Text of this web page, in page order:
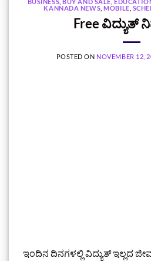
KANNADA NEWS ,MOBILE
Free ವಿದ್ಯುತ್
POSTED ON NOVEMBER 12,
ಇಂದಿನ ದಿನಗಳಲ್ಲಿ ವಿದ್ಯುತ್ ಇಲ್ಲದ